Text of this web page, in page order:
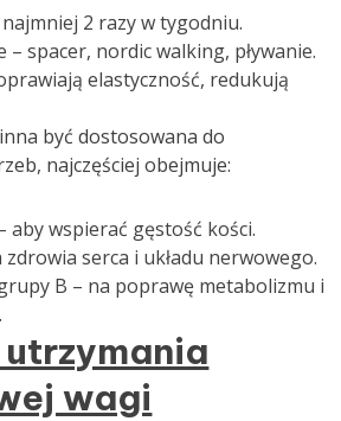
2 razy w tygodniu.
– spacer, nordic walking, pływanie.
elastyczność, redukują
być dostosowana do
najczęściej obejmuje:
aby wspierać gęstość kości.
zdrowia serca i układu nerwowego.
B – na poprawę metabolizmu i
wagi